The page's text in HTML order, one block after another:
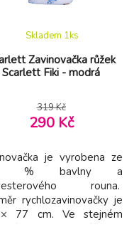
Zavinovačka růžek
Scarlett Fiki - modrá
Skladem 1ks
319 Kč
290 Kč
je vyrobena ze
% bavlny a
rouna.
rychlozavinovačky je
77 cm. Ve stejném